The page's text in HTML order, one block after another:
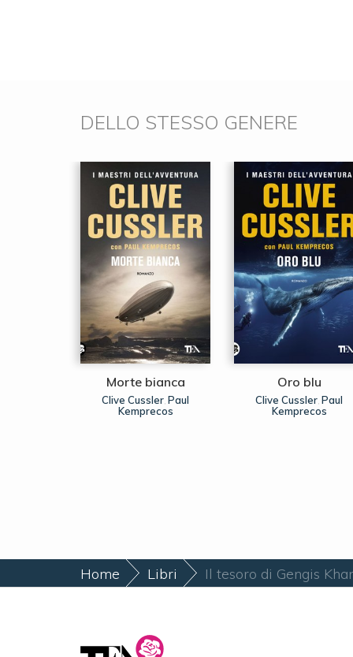
DELLO STESSO GENERE
Morte bianca
Clive Cussler, Paul
Kemprecos
Oro blu
Clive Cussler, Paul
Kemprecos
Home Libri Il tesoro di Gengis